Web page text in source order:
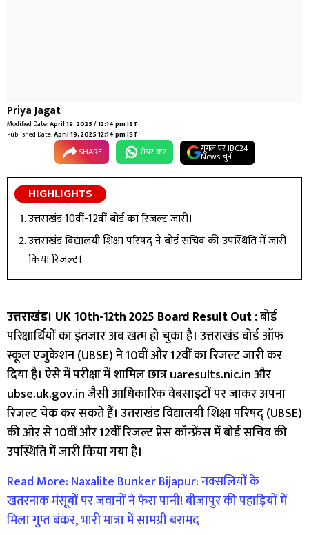
Priya Jagat
Modified Date:April 19, 2025 / 12:14 pm IST
Published Date:April 19, 2025 12:14 pm IST
SHARE शेयर कर गूगल पर IBC24
News चुनें
HIGHLIGHTS
उत्तराखंड 10वीं-12वीं बोर्ड का रिजल्ट जारी।
उत्तराखंड विद्यालयी शिक्षा परिषद् ने बोर्ड सचिव की उपस्थिति में जारी
किया रिजल्ट।
उत्तराखंड। UK 10th-12th 2025 Board Result Out :बोर्ड
परिक्षार्थियों का इंतजार अब खत्म हो चुका है। उत्तराखंड बोर्ड ऑफ
स्कूल एजुकेशन (UBSE) ने 10वीं और 12वीं का रिजल्ट जारी कर
दिया है। ऐसे में परीक्षा में शामिल छात्र uaresults.nic.in और
ubse.uk.gov.in जैसी आधिकारिक वेबसाइटों पर जाकर अपना
रिजल्ट चेक कर सकते हैं। उत्तराखंड विद्यालयी शिक्षा परिषद् (UBSE)
की ओर से 10वीं और 12वीं रिजल्ट प्रेस कॉन्फ्रेंस में बोर्ड सचिव की
उपस्थिति में जारी किया गया है।
Read More: Naxalite Bunker Bijapur: नक्सलियों के
खतरनाक मंसूबों पर जवानों ने फेरा पानी! बीजापुर की पहाड़ियों में
मिला गुप्त बंकर, भारी मात्रा में सामग्री बरामद